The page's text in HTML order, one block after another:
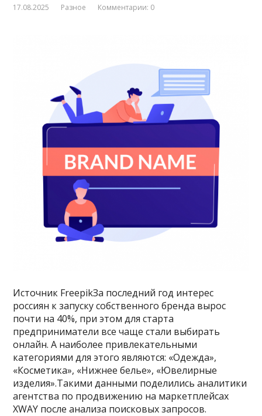
17.08.2025 Разное Комментарии: 0
Источник FreepikЗа последний год интерес
россиян к запуску собственного бренда вырос
почти на 40%, при этом для старта
предприниматели все чаще стали выбирать
онлайн. А наиболее привлекательными
категориями для этого являются: «Одежда»,
«Косметика», «Нижнее белье», «Ювелирные
изделия».Такими данными поделились аналитики
агентства по продвижению на маркетплейсах
XWAY после анализа поисковых запросов.